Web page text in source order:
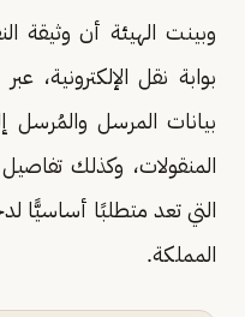
وبينت الهيئة أن وثيقة
بوابة نقل الإلكترونية،
بيانات المرسل والمُرسل
المنقولات، وكذلك
التي تعد متطلبًا أساسيًّا
المملكة.